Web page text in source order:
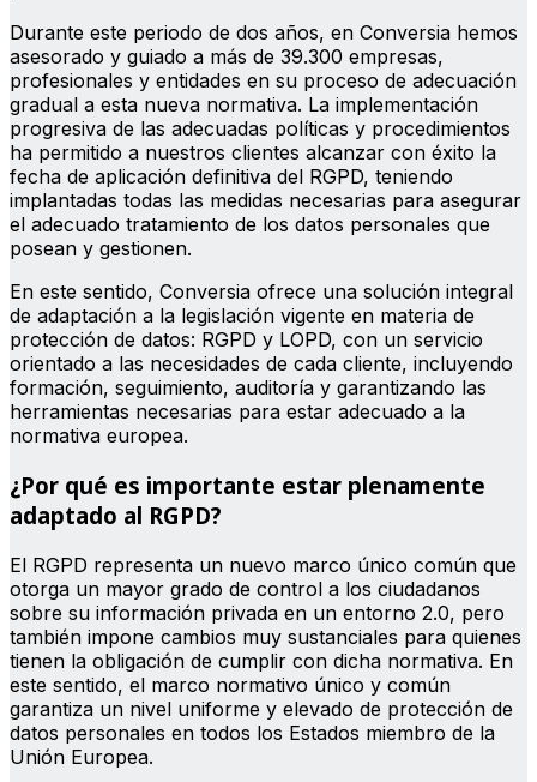
Durante este periodo de dos años, en Conversia hemos
asesorado y guiado a más de 39.300 empresas,
profesionales y entidades en su proceso de adecuación
gradual a esta nueva normativa. La implementación
progresiva de las adecuadas políticas y procedimientos
ha permitido a nuestros clientes alcanzar con éxito la
fecha de aplicación definitiva del RGPD, teniendo
implantadas todas las medidas necesarias para asegurar
el adecuado tratamiento de los datos personales que
posean y gestionen.
En este sentido, Conversia ofrece una solución integral
de adaptación a la legislación vigente en materia de
protección de datos: RGPD y LOPD, con un servicio
orientado a las necesidades de cada cliente, incluyendo
formación, seguimiento, auditoría y garantizando las
herramientas necesarias para estar adecuado a la
normativa europea.
¿Por qué es importante estar plenamente
adaptado al RGPD?
El RGPD representa un nuevo marco único común que
otorga un mayor grado de control a los ciudadanos
sobre su información privada en un entorno 2.0, pero
también impone cambios muy sustanciales para quienes
tienen la obligación de cumplir con dicha normativa. En
este sentido, el marco normativo único y común
garantiza un nivel uniforme y elevado de protección de
datos personales en todos los Estados miembro de la
Unión Europea.